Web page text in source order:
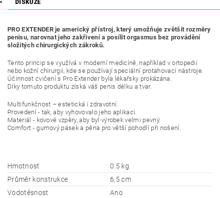
DISKUZE
PRO EXTENDER je americký přístroj, který umožňuje zvětšit rozměry
penisu, narovnat jeho zakřivení a posílit orgasmus bez provádění
složitých chirurgických zákroků.
Tento princip se využívá v moderní medicíně, například v ortopedii
nebo kožní chirurgii, kde se používají speciální protahovací nástroje.
Účinnost cvičení s Pro Extender byla lékařsky prokázána.
Díky tomuto produktu získá váš penis délku a tvar.
Multifunkčnost – estetická i zdravotní.
Provedení - tak, aby vyhovovalo jeho aplikaci.
Materiál - kovové vzpěry, aby byl výrobek velmi pevný.
Comfort - gumový pásek a pěna pro větší pohodlí při nošení.
Hmotnost
0.5 kg
Průměr konstrukce
6,5 cm
Vodotěsnost
Ano